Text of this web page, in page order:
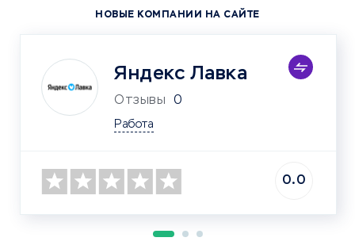
НОВЫЕ КОМПАНИИ НА САЙТЕ
Яндекс Лавка
Отзывы 0
Работа
0.0